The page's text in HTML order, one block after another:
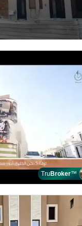
TruBroker™